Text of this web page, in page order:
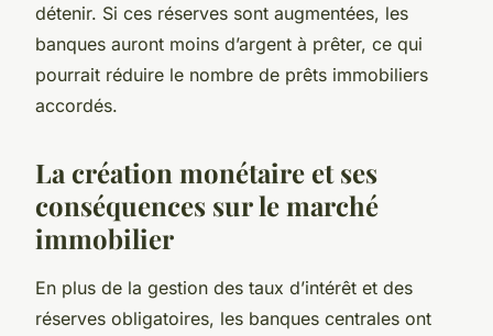
détenir. Si ces réserves sont augmentées, les
banques auront moins d’argent à prêter, ce qui
pourrait réduire le nombre de prêts immobiliers
accordés.
La création monétaire et ses
conséquences sur le marché
immobilier
En plus de la gestion des taux d’intérêt et des
réserves obligatoires, les banques centrales ont